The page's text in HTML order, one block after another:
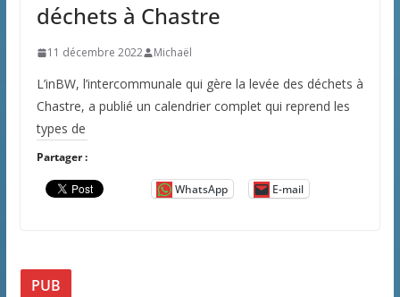
déchets à Chastre
11 décembre 2022 Michaël
L’inBW, l’intercommunale qui gère la levée des déchets à
Chastre, a publié un calendrier complet qui reprend les
types de
Partager :
WhatsApp E-mail
PUB